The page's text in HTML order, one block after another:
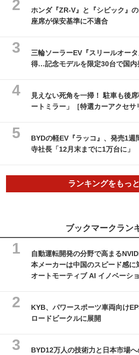
ホンダ『ZR-V』と『シビック』
座席が保安基準に不適合
三輪ソーラーEV『スリールオー
得…記念モデルを限定30台で国内
見えない死角を一掃！ 駐車も後
ートミラー」［特選カーアクセサ
BYDの軽EV『ラッコ』、発売1
寺社長「12月末までに1万台に」
ランキングをもっ
ブックマークラン
自動運転開発の分野で高まる
本メーカーは中国のスピード感に
オートモーティブ AI イノベーシ
KYB、パワースポーツ車両向け
ロードビークルに展開
BYD12万人の技術力と日本市場